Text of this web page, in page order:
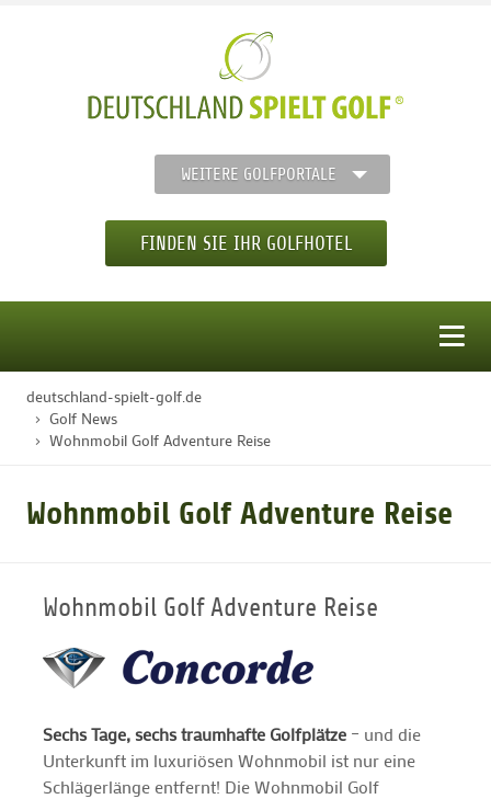
WEITERE GOLFPORTALE
FINDEN SIE IHR GOLFHOTEL
STARTSEITE
GOLF CARD
GOLF & WOMO
MALLORCA GOLFWOCHE
deutschland-spielt-golf.de
Golf News
Wohnmobil Golf Adventure Reise
Wohnmobil Golf Adventure Reise
Wohnmobil Golf Adventure Reise
Sechs Tage, sechs traumhafte Golfplätze – und die
Unterkunft im luxuriösen Wohnmobil ist nur eine
Schlägerlänge entfernt! Die Wohnmobil Golf